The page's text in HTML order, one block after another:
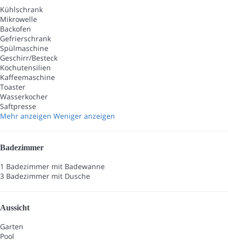
Kühlschrank
Mikrowelle
Backofen
Gefrierschrank
Spülmaschine
Geschirr/Besteck
Kochutensilien
Kaffeemaschine
Toaster
Wasserkocher
Saftpresse
Mehr anzeigen Weniger anzeigen
Badezimmer
1 Badezimmer mit Badewanne
3 Badezimmer mit Dusche
Aussicht
Garten
Pool